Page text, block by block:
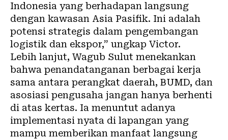
Indonesia yang berhadapan langsung
dengan kawasan Asia Pasifik. Ini adalah
potensi strategis dalam pengembangan
logistik dan ekspor,” ungkap Victor.
Lebih lanjut, Wagub Sulut menekankan
bahwa penandatanganan berbagai kerja
sama antara perangkat daerah, BUMD, dan
asosiasi pengusaha jangan hanya berhenti
di atas kertas. Ia menuntut adanya
implementasi nyata di lapangan yang
mampu memberikan manfaat langsung